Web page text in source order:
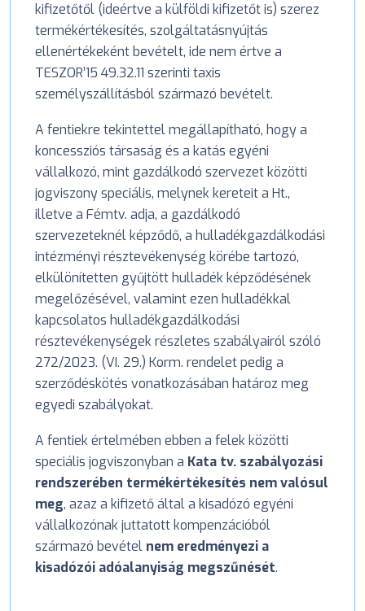
kifizetőtől (ideértve a külföldi kifizetőt is) szerez
termékértékesítés, szolgáltatásnyújtás
ellenértékeként bevételt, ide nem értve a
TESZOR’15 49.32.11 szerinti taxis
személyszállításból származó bevételt.
A fentiekre tekintettel megállapítható, hogy a
koncessziós társaság és a katás egyéni
vállalkozó, mint gazdálkodó szervezet közötti
jogviszony speciális, melynek kereteit a Ht.,
illetve a Fémtv. adja, a gazdálkodó
szervezeteknél képződő, a hulladékgazdálkodási
intézményi résztevékenység körébe tartozó,
elkülönítetten gyűjtött hulladék képződésének
megelőzésével, valamint ezen hulladékkal
kapcsolatos hulladékgazdálkodási
résztevékenységek részletes szabályairól szóló
272/2023. (VI. 29.) Korm. rendelet pedig a
szerződéskötés vonatkozásában határoz meg
egyedi szabályokat.
A fentiek értelmében ebben a felek közötti
speciális jogviszonyban a Kata tv. szabályozási
rendszerében termékértékesítés nem valósul
meg, azaz a kifizető által a kisadózó egyéni
vállalkozónak juttatott kompenzációból
származó bevétel nem eredményezi a
kisadózói adóalanyiság megszűnését.